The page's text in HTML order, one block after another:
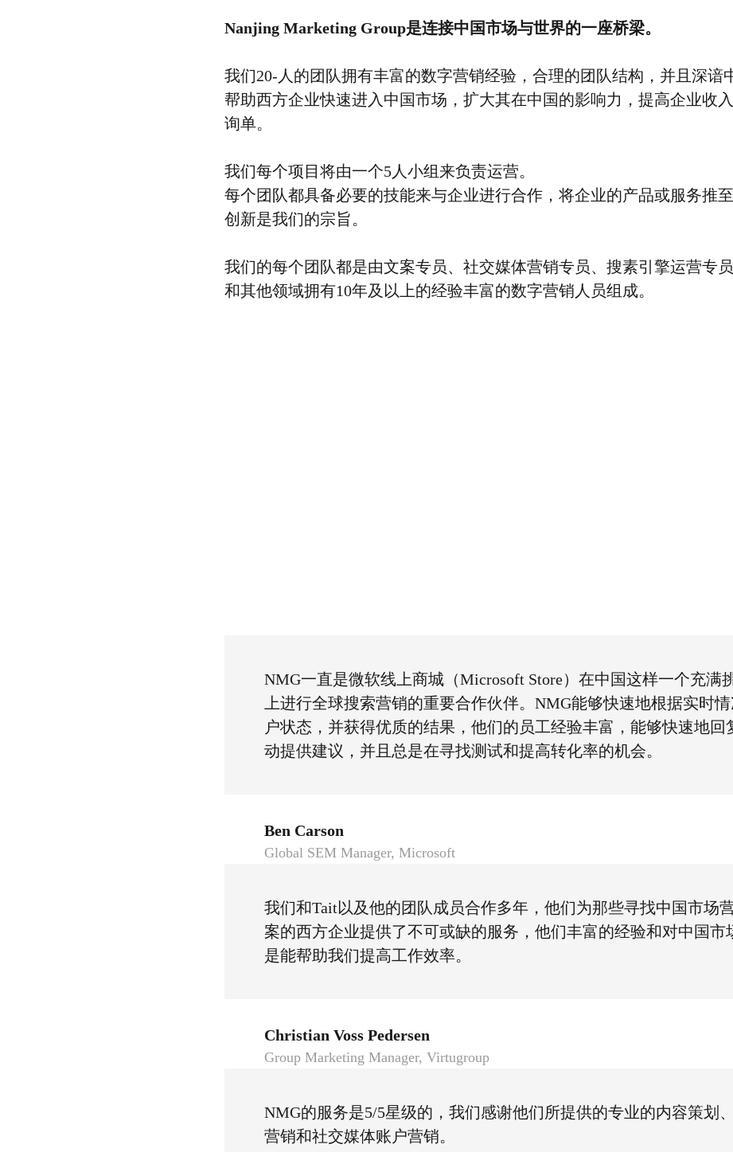
Nanjing Marketing Group是连接中国市场与世界的一座桥梁。
我们20-人的团队拥有丰富的数字营销经验，合理的团队结构，并且深谙
帮助西方企业快速进入中国市场，扩大其在中国的影响力，提高企业收
询单。
我们每个项目将由一个5人小组来负责运营。
每个团队都具备必要的技能来与企业进行合作，将企业的产品或服务推
创新是我们的宗旨。
我们的每个团队都是由文案专员、社交媒体营销专员、搜素引擎运营专
和其他领域拥有10年及以上的经验丰富的数字营销人员组成。
NMG一直是微软线上商城（Microsoft Store）在中国这样一个充满
上进行全球搜索营销的重要合作伙伴。NMG能够快速地根据实时
户状态，并获得优质的结果，他们的员工经验丰富，能够快速地回
动提供建议，并且总是在寻找测试和提高转化率的机会。
Ben Carson
Global SEM Manager, Microsoft
我们和Tait以及他的团队成员合作多年，他们为那些寻找中国市场
案的西方企业提供了不可或缺的服务，他们丰富的经验和对中国市
是能帮助我们提高工作效率。
Christian Voss Pedersen
Group Marketing Manager, Virtugroup
NMG的服务是5/5星级的，我们感谢他们所提供的专业的内容策划
营销和社交媒体账户营销。